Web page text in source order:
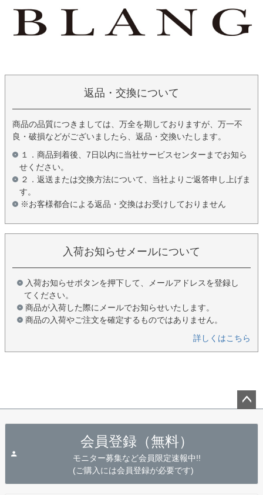
返品・交換について
商品の品質につきましては、万全を期しておりますが、万一不
良・破損などがございましたら、返品・交換いたします。
１．商品到着後、7日以内に当社サービスセンターまでお知ら
せください。
２．返送または交換方法について、当社よりご返答申し上げま
す。
※お客様都合による返品・交換はお受けしておりません
入荷お知らせメールについて
入荷お知らせボタンを押下して、メールアドレスを登録し
てください。
商品が入荷した際にメールでお知らせいたします。
商品の入荷やご注文を確定するものではありません。
詳しくはこちら
会員登録（無料）
モニター募集など会員限定速報中!!
(ご購入には会員登録が必要です)